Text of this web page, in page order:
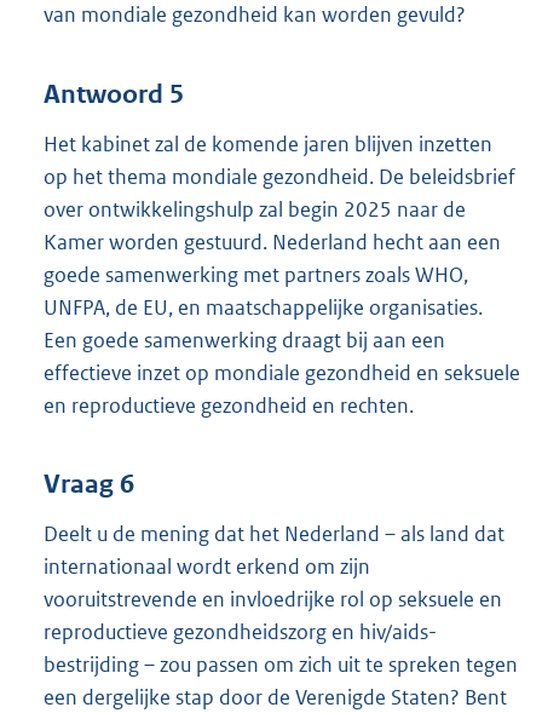
van mondiale gezondheid kan worden gevuld?
Antwoord 5
Het kabinet zal de komende jaren blijven inzetten
op het thema mondiale gezondheid. De beleidsbrief
over ontwikkelingshulp zal begin 2025 naar de
Kamer worden gestuurd. Nederland hecht aan een
goede samenwerking met partners zoals WHO,
UNFPA, de EU, en maatschappelijke organisaties.
Een goede samenwerking draagt bij aan een
effectieve inzet op mondiale gezondheid en seksuele
en reproductieve gezondheid en rechten.
Vraag 6
Deelt u de mening dat het Nederland – als land dat
internationaal wordt erkend om zijn
vooruitstrevende en invloedrijke rol op seksuele en
reproductieve gezondheidszorg en hiv/aids-
bestrijding – zou passen om zich uit te spreken tegen
een dergelijke stap door de Verenigde Staten? Bent